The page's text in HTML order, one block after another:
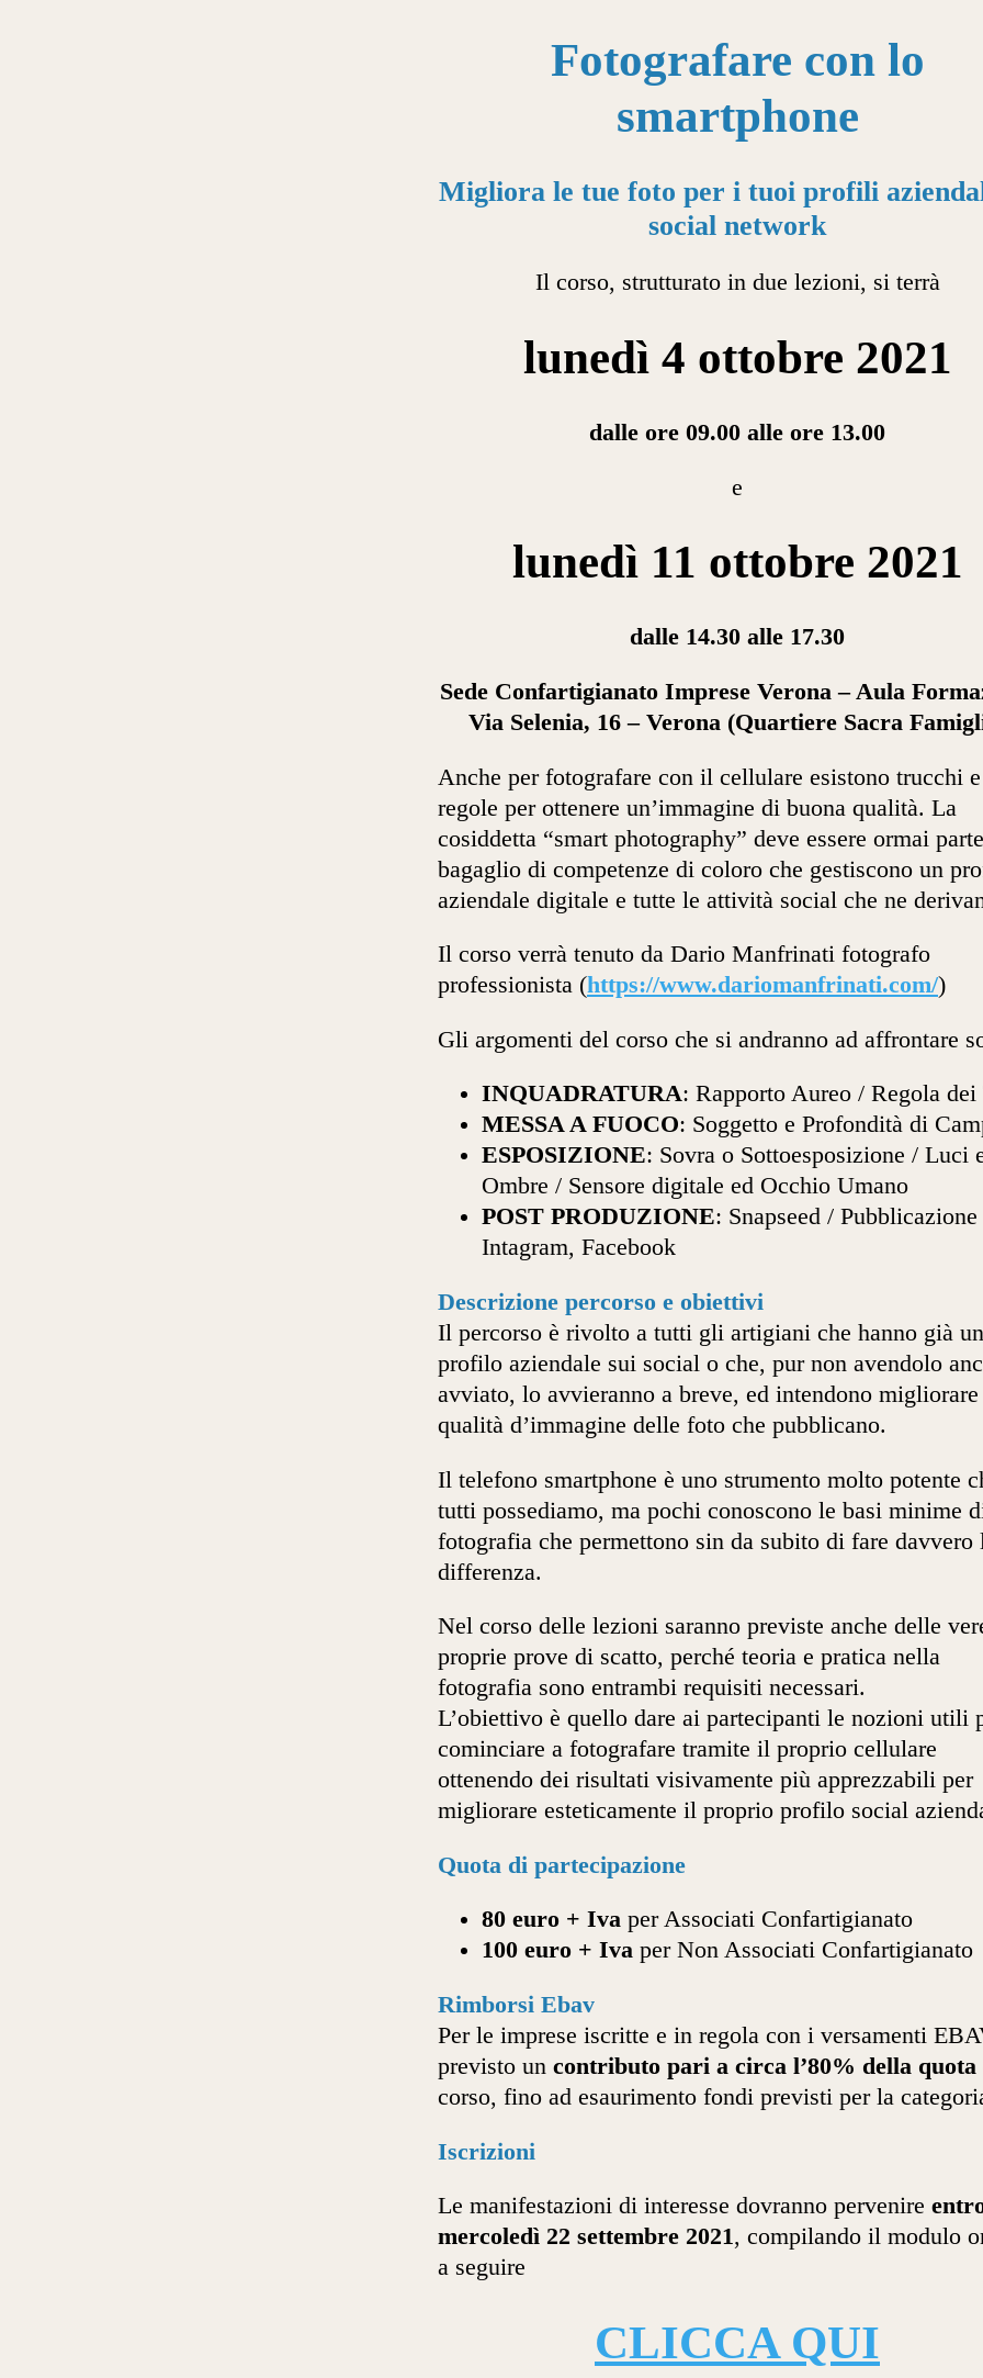
Fotografare con lo
smartphone
Migliora le tue foto per i tuoi profili
social network
Il corso, strutturato in due lezioni, si terrà
lunedì 4 ottobre 2021
dalle ore 09.00 alle ore 13.00
e
lunedì 11 ottobre 2021
dalle 14.30 alle 17.30
Sede Confartigianato Imprese Verona – Aula
Via Selenia, 16 – Verona (Quartiere Sacra
Anche per fotografare con il cellulare esistono trucchi e
regole per ottenere un’immagine di buona qualità. La
cosiddetta “smart photography” deve essere ormai
bagaglio di competenze di coloro che gestiscono un
aziendale digitale e tutte le attività social che ne
Il corso verrà tenuto da Dario Manfrinati fotografo
professionista (https://www.dariomanfrinati.com/)
Gli argomenti del corso che si andranno ad affrontare
INQUADRATURA: Rapporto Aureo / Regola dei
MESSA A FUOCO: Soggetto e Profondità di
ESPOSIZIONE: Sovra o Sottoesposizione / Luci
Ombre / Sensore digitale ed Occhio Umano
POST PRODUZIONE: Snapseed / Pubblicazione
Intagram, Facebook
Descrizione percorso e obiettivi
Il percorso è rivolto a tutti gli artigiani che hanno già un
profilo aziendale sui social o che, pur non avendolo
avviato, lo avvieranno a breve, ed intendono
qualità d’immagine delle foto che pubblicano.
Il telefono smartphone è uno strumento molto potente
tutti possediamo, ma pochi conoscono le basi minime
fotografia che permettono sin da subito di fare davvero
differenza.
Nel corso delle lezioni saranno previste anche delle
proprie prove di scatto, perché teoria e pratica nella
fotografia sono entrambi requisiti necessari.
L’obiettivo è quello dare ai partecipanti le nozioni utili
cominciare a fotografare tramite il proprio cellulare
ottenendo dei risultati visivamente più apprezzabili per
migliorare esteticamente il proprio profilo social
Quota di partecipazione
80 euro + Iva per Associati Confartigianato
100 euro + Iva per Non Associati Confartigianato
Rimborsi Ebav
Per le imprese iscritte e in regola con i versamenti
previsto un contributo pari a circa l’80% della quota
corso, fino ad esaurimento fondi previsti per la
Iscrizioni
Le manifestazioni di interesse dovranno pervenire
mercoledì 22 settembre 2021, compilando il modulo
a seguire
CLICCA QUI